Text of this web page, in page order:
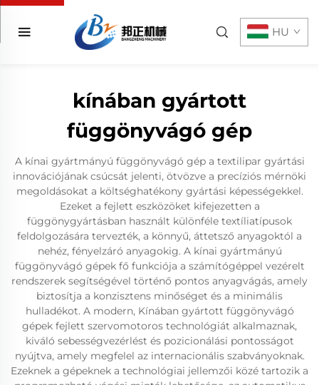
HU
kínában gyártott
függönyvágó gép
A kínai gyártmányú függönyvágó gép a textilipar gyártási
innovációjának csúcsát jelenti, ötvözve a precíziós mérnöki
megoldásokat a költséghatékony gyártási képességekkel.
Ezeket a fejlett eszközöket kifejezetten a
függönygyártásban használt különféle textíliatípusok
feldolgozására tervezték, a könnyű, áttetsző anyagoktól a
nehéz, fényelzáró anyagokig. A kínai gyártmányú
függönyvágó gépek fő funkciója a számítógéppel vezérelt
rendszerek segítségével történő pontos anyagvágás, amely
biztosítja a konzisztens minőséget és a minimális
hulladékot. A modern, Kínában gyártott függönyvágó
gépek fejlett szervomotoros technológiát alkalmaznak,
kiváló sebességvezérlést és pozicionálási pontosságot
nyújtva, amely megfelel az internacionális szabványoknak.
Ezeknek a gépeknek a technológiai jellemzői közé tartozik a